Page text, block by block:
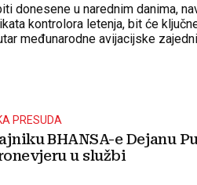
donesene u narednim danima,
kontrolora letenja, bit će
međunarodne avijacijske
PRESUDA
BHANSA-e Dejanu
u službi